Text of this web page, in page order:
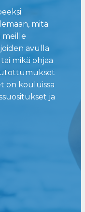
mitä
meille
avulla
mikä ohjaa
on kouluissa
ja